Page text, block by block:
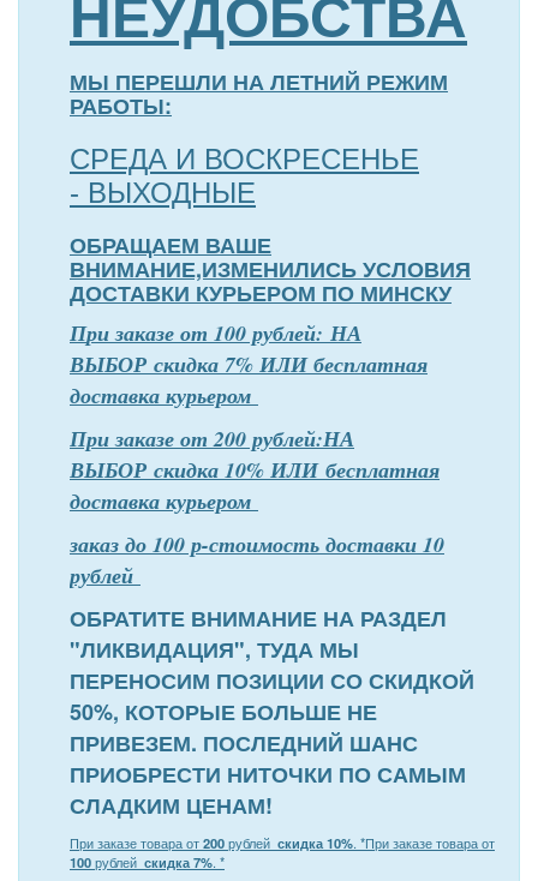
МЫ ПЕРЕШЛИ НА ЛЕТНИЙ РЕЖИМ
РАБОТЫ:
СРЕДА И ВОСКРЕСЕНЬЕ
- ВЫХОДНЫЕ
ОБРАЩАЕМ ВАШЕ
ВНИМАНИЕ,ИЗМЕНИЛИСЬ УСЛОВИЯ
ДОСТАВКИ КУРЬЕРОМ ПО МИНСКУ
При заказе от 100 рублей: НА
ВЫБОР скидка 7% ИЛИ бесплатная
доставка курьером
При заказе от 200 рублей:НА
ВЫБОР скидка 10% ИЛИ бесплатная
доставка курьером
заказ до 100 р-стоимость доставки 10
рублей
ОБРАТИТЕ ВНИМАНИЕ НА РАЗДЕЛ
"ЛИКВИДАЦИЯ", ТУДА МЫ
ПЕРЕНОСИМ ПОЗИЦИИ СО СКИДКОЙ
50%, КОТОРЫЕ БОЛЬШЕ НЕ
ПРИВЕЗЕМ. ПОСЛЕДНИЙ ШАНС
ПРИОБРЕСТИ НИТОЧКИ ПО САМЫМ
СЛАДКИМ ЦЕНАМ!
При заказе товара от200рублей скидка 10%. *При заказе товара от
100рублей скидка 7%. *